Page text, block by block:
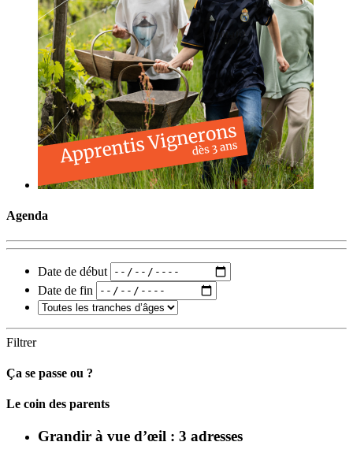
Agenda
Date de début
Date de fin
Filtrer
Ça se passe ou ?
Carto
Le coin des parents
Grandir à vue d’œil : 3 adresses